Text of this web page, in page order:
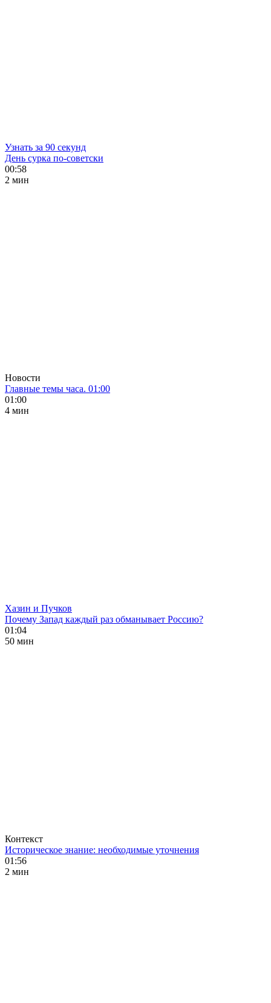
Узнать за 90 секунд
День сурка по-советски
00:58
2 мин
Новости
Главные темы часа. 01:00
01:00
4 мин
Хазин и Пучков
Почему Запад каждый раз обманывает Россию?
01:04
50 мин
Контекст
Историческое знание: необходимые уточнения
01:56
2 мин